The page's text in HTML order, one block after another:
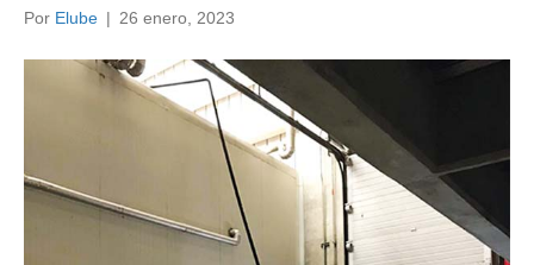
Por Elube | 26 enero, 2023